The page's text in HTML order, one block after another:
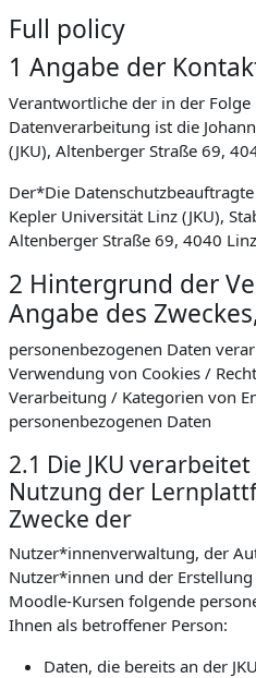
Full policy
1 Angabe der
Verantwortliche der in der Folge
Datenverarbeitung ist die
(JKU), Altenberger Straße 69,
Der*Die
Kepler Universität Linz (JKU),
Altenberger Straße 69, 4040
2 Hintergrund der
Angabe des
personenbezogenen Daten
Verwendung von Cookies /
Verarbeitung / Kategorien von
personenbezogenen Daten
2.1 Die JKU
Nutzung der
Zwecke der
Nutzer*innenverwaltung, der
Nutzer*innen und der
Moodle-Kursen folgende
Ihnen als betroffener Person:
Daten, die bereits an der